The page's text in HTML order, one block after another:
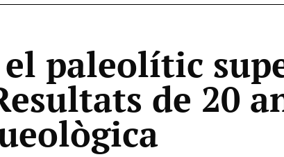
paleolític
de 20